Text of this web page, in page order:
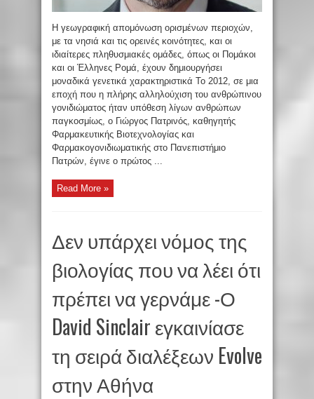
Η γεωγραφική απομόνωση ορισμένων περιοχών,
με τα νησιά και τις ορεινές κοινότητες, και οι
ιδιαίτερες πληθυσμιακές ομάδες, όπως οι Πομάκοι
και οι Έλληνες Ρομά, έχουν δημιουργήσει
μοναδικά γενετικά χαρακτηριστικά Το 2012, σε μια
εποχή που η πλήρης αλληλούχιση του ανθρώπινου
γονιδιώματος ήταν υπόθεση λίγων ανθρώπων
παγκοσμίως, ο Γιώργος Πατρινός, καθηγητής
Φαρμακευτικής Βιοτεχνολογίας και
Φαρμακογονιδιωματικής στο Πανεπιστήμιο
Πατρών, έγινε ο πρώτος ...
Read More »
Δεν υπάρχει νόμος της
βιολογίας που να λέει ότι
πρέπει να γερνάμε -Ο
David Sinclair εγκαινίασε
τη σειρά διαλέξεων Evolve
στην Αθήνα